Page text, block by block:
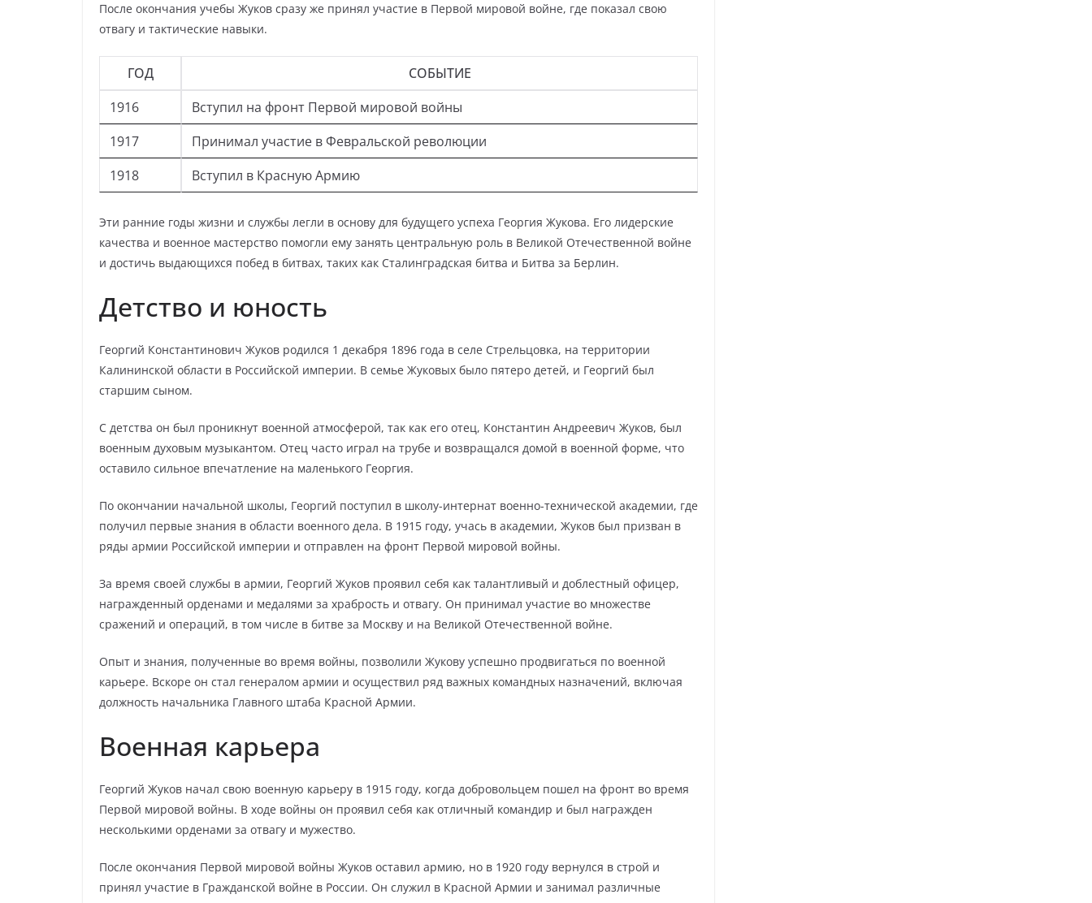
После окончания учебы Жуков сразу же принял участие в Первой мировой войне, где показал свою
отвагу и тактические навыки.
ГОД
СОБЫТИЕ
1916
Вступил на фронт Первой мировой войны
1917
Принимал участие в Февральской революции
1918
Вступил в Красную Армию
Эти ранние годы жизни и службы легли в основу для будущего успеха Георгия Жукова. Его лидерские
качества и военное мастерство помогли ему занять центральную роль в Великой Отечественной войне
и достичь выдающихся побед в битвах, таких как Сталинградская битва и Битва за Берлин.
Детство и юность
Георгий Константинович Жуков родился 1 декабря 1896 года в селе Стрельцовка, на территории
Калининской области в Российской империи. В семье Жуковых было пятеро детей, и Георгий был
старшим сыном.
С детства он был проникнут военной атмосферой, так как его отец, Константин Андреевич Жуков, был
военным духовым музыкантом. Отец часто играл на трубе и возвращался домой в военной форме, что
оставило сильное впечатление на маленького Георгия.
По окончании начальной школы, Георгий поступил в школу-интернат военно-технической академии, где
получил первые знания в области военного дела. В 1915 году, учась в академии, Жуков был призван в
ряды армии Российской империи и отправлен на фронт Первой мировой войны.
За время своей службы в армии, Георгий Жуков проявил себя как талантливый и доблестный офицер,
награжденный орденами и медалями за храбрость и отвагу. Он принимал участие во множестве
сражений и операций, в том числе в битве за Москву и на Великой Отечественной войне.
Опыт и знания, полученные во время войны, позволили Жукову успешно продвигаться по военной
карьере. Вскоре он стал генералом армии и осуществил ряд важных командных назначений, включая
должность начальника Главного штаба Красной Армии.
Военная карьера
Георгий Жуков начал свою военную карьеру в 1915 году, когда добровольцем пошел на фронт во время
Первой мировой войны. В ходе войны он проявил себя как отличный командир и был награжден
несколькими орденами за отвагу и мужество.
После окончания Первой мировой войны Жуков оставил армию, но в 1920 году вернулся в строй и
принял участие в Гражданской войне в России. Он служил в Красной Армии и занимал различные